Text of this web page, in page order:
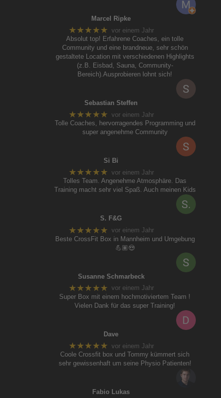
Marcel Ripke
★★★★★ vor einem Jahr
Absolut top! Erfahrene Coaches, ein tolle
Community und eine brandneue, sehr schön
gestaltete Location mit verschiedenen Highlights
(z.B. Eisbad, Sauna, Community-
Bereich).Ausprobieren lohnt sich!
Sebastian Steffen
★★★★★ vor einem Jahr
Tolle Coaches, hervorragendes Programming und
super angenehme Community
Si Bi
★★★★★ vor einem Jahr
Tolles Team. Angenehme Atmosphäre. Das
Training macht sehr viel Spaß. Auch meinen Kids
S. F&G
★★★★★ vor einem Jahr
Beste CrossFit Box in Mannheim und Umgebung
💪🏽😍
Susanne Schmarbeck
★★★★★ vor einem Jahr
Super Box mit einem hochmotiviertem Team !
Vielen Dank für das super Training!
Dave
★★★★★ vor einem Jahr
Coole Crossfit box und Tommy kümmert sich
sehr gewissenhaft um seine Physio Patienten!
Fabio Lukas